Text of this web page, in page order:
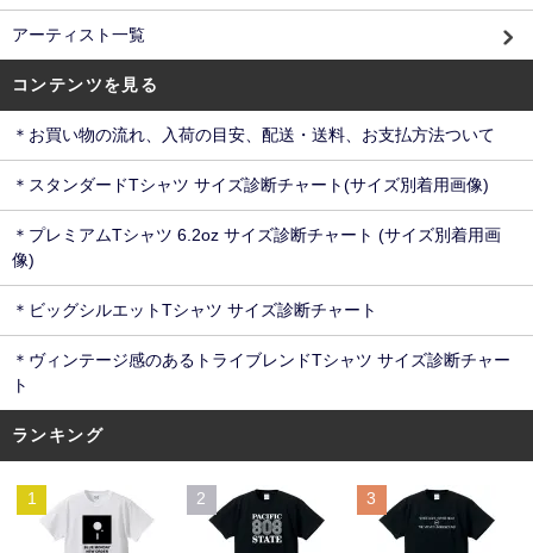
アーティスト一覧
コンテンツを見る
＊お買い物の流れ、入荷の目安、配送・送料、お支払方法ついて
＊スタンダードTシャツ サイズ診断チャート(サイズ別着用画像)
＊プレミアムTシャツ 6.2oz サイズ診断チャート (サイズ別着用画
像)
＊ビッグシルエットTシャツ サイズ診断チャート
＊ヴィンテージ感のあるトライブレンドTシャツ サイズ診断チャー
ト
ランキング
1 2 3